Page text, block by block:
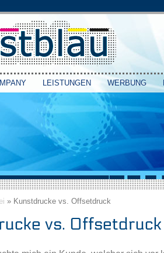
LEISTUNGEN WERBUNG
» Kunstdrucke vs. Offsetdruck
vs. Offsetdruck